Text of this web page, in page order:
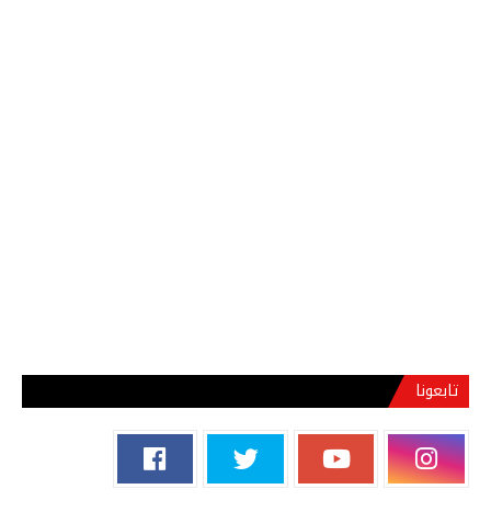
تابعونا